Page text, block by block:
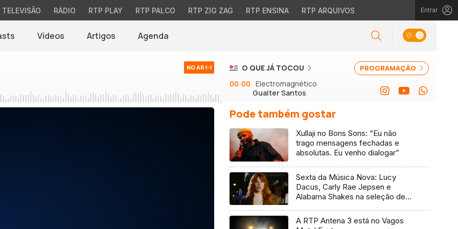
TELEVISÃO RÁDIO RTP PLAY RTP PALCO RTP ZIG ZAG RTP ENSINA RTP ARQUIVOS Entrar
Vídeos Artigos Agenda
NO AR PROGRAMAÇÃO
O QUE JÁ TOCOU
00:00 Electromagnético
Gualter Santos
Pode também gostar
Xullaji no Bons Sons: “Eu não
trago mensagens fechadas e
absolutas. Eu venho dialogar”
Sexta da Música Nova: Lucy
Dacus, Carly Rae Jepsen e
Alabama Shakes na seleção de 7
A RTP Antena 3 está no Vagos